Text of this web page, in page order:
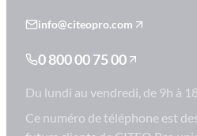
info@citeopro.com
0 800 00 75 00
Du lundi au vendredi, de 9h à
Ce numéro de téléphone est